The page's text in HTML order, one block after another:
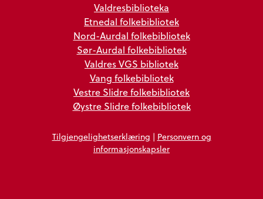
Valdresbiblioteka
Etnedal folkebibliotek
Nord-Aurdal folkebibliotek
Sør-Aurdal folkebibliotek
Valdres VGS bibliotek
Vang folkebibliotek
Vestre Slidre folkebibliotek
Øystre Slidre folkebibliotek
Tilgjengelighetserklæring | Personvern og
informasjonskapsler